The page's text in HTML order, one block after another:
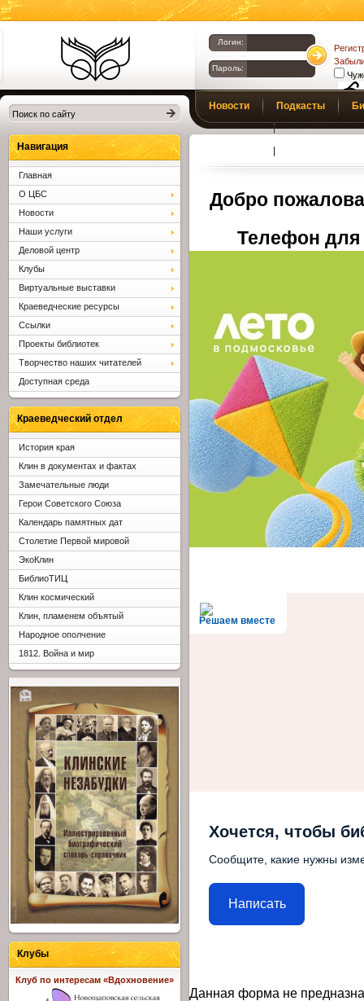
Библиотеки
Клина. Клинская
ЦБС.
Логин:
Пароль:
Новости Подкасты
Добро
Телефон для
Решаем вместе
Хочется, чтобы
Сообщите, какие нужны
Написать
Данная форма не
Навигация
Главная
О ЦБС
Новости
Наши услуги
Деловой центр
Клубы
Виртуальные выставки
Краеведческие ресурсы
Ссылки
Проекты библиотек
Творчество наших читателей
Доступная среда
Краеведческий отдел
История края
Клин в документах и фактах
Замечательные люди
Герои Советского Союза
Календарь памятных дат
Столетие Первой мировой
ЭкоКлин
БиблиоТИЦ
Клин космический
Клин, пламенем объятый
Народное ополчение
1812. Война и мир
Клубы
Клуб по интересам «Вдохновение»